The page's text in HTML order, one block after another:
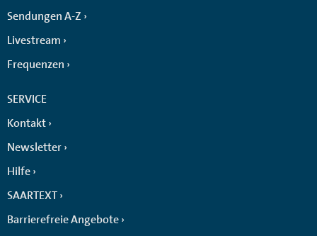
Sendungen A-Z
Livestream
Frequenzen
SERVICE
Kontakt
Newsletter
Hilfe
SAARTEXT
Barrierefreie Angebote